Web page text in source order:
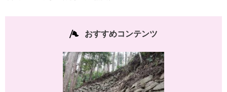
おすすめコンテンツ